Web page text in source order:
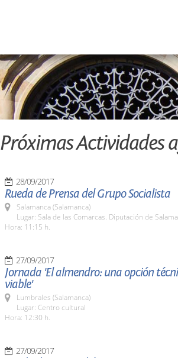
Próximas Actividades
28/09/2017
Rueda de Prensa del Grupo Socialista
Salamanca (Salamanca)
Lugar: Sala de las Comarcas. Diputación de
Hora: 11:15 h.
27/09/2017
Jornada 'El almendro: una opción
viable'
Lumbrales (Salamanca)
Lugar: Centro cultural
Hora: 12:30 h.
27/09/2017